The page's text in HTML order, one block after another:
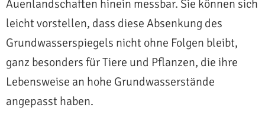
Auenlandschaften hinein messbar. Sie können sich
leicht vorstellen, dass diese Absenkung des
Grundwasserspiegels nicht ohne Folgen bleibt,
ganz besonders für Tiere und Pflanzen, die ihre
Lebensweise an hohe Grundwasserstände
angepasst haben.